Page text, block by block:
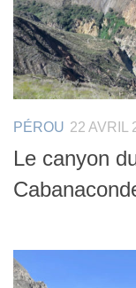
PÉROU 22 AVRIL
Le canyon